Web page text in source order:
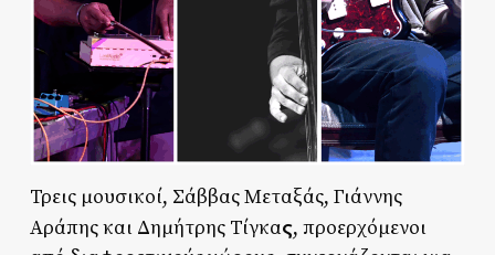
Τρεις μουσικοί, Σάββας Μεταξάς, Γιάννης
Αράπης και Δημήτρης Τίγκας, προερχόμενοι